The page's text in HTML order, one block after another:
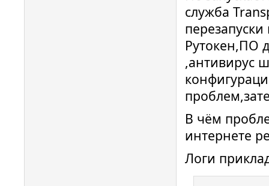
служба
Рутокен,ПО
,антивирус
В чём
интернете
Логи